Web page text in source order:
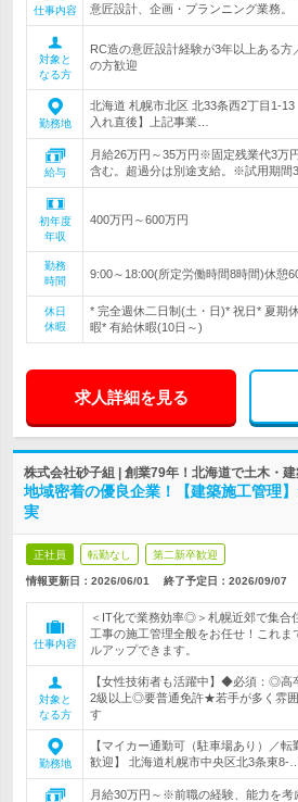
仕事内容
意匠設計、企画・プランニング業務。
対象と
なる方
RC造の意匠設計経験が3年以上ある方
の方歓迎
勤務地
北海道 札幌市北区 北33条西2丁目1-
入れ直後】上記事業…
給与
月給26万円～35万円※固定残業代3万
含む。超過分は別途支給。※試用期間
初年度
年収
400万円～600万円
勤務
時間
9:00～18:00(所定労働時間8時間)休憩
休日
休暇
* 完全週休二日制(土・日)* 祝日* 夏期
暇* 有給休暇(10日～)
求人詳細を見る
株式会社砂子組 | 創業79年！北海道で土木・
地域密着の優良企業！【建築施工管理
実
正社員 転勤なし 第二新卒歓迎
情報更新日：2026/06/01 終了予定日： 2026/09/07
仕事内容
＜IT化で業務効率◎＞札幌近郊で集合
工事の施工管理全般をお任せ！これま
ルアップできます。
対象と
なる方
【女性技術者も活躍中】◆必須：◎
2級以上◎要普通免許★若手が多く雰
す
勤務地
【マイカー通勤可（駐車場あり）／
歓迎】 北海道札幌市中央区北3条東8-…
月給30万円～※前職の経験、能力を